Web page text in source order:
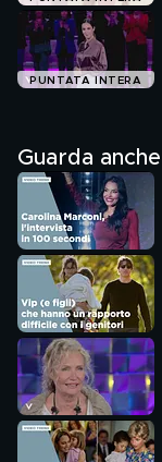
PUNTATA INTERA
Guarda anche